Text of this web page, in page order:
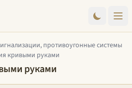
противоугонные системы
кривыми руками
руками